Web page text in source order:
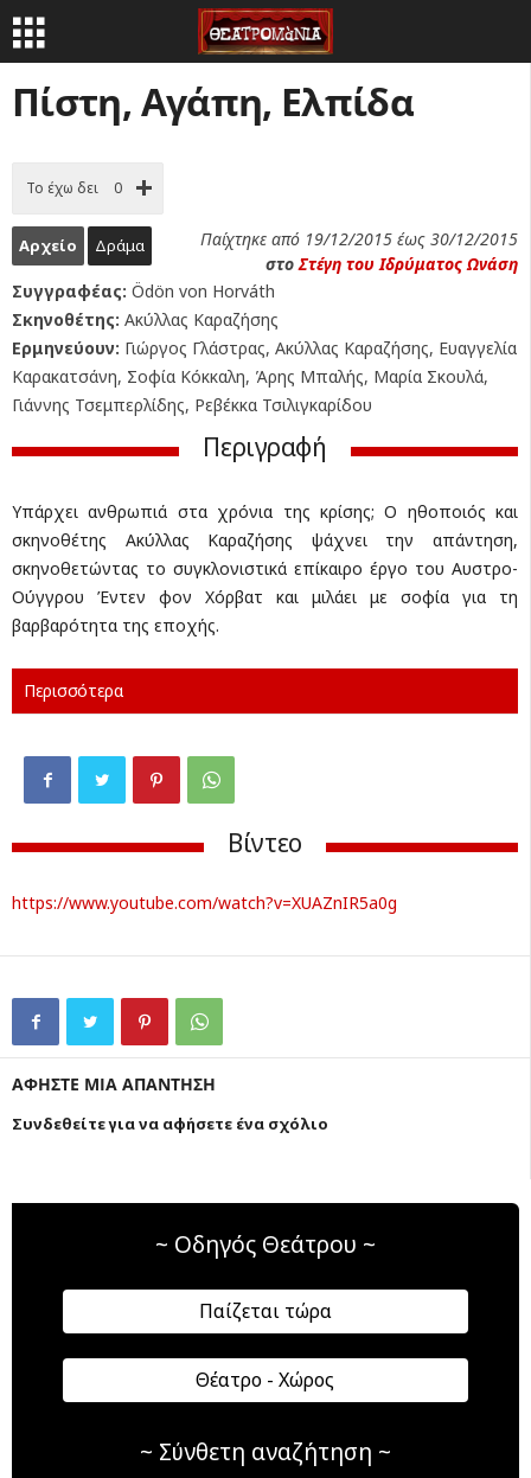
Πίστη, Αγάπη, Ελπίδα
Το έχω δει 0
Αρχείο Δράμα
Παίχτηκε από 19/12/2015 έως 30/12/2015
στοΣτέγη του Ιδρύματος Ωνάση
Συγγραφέας: Ödön von Horváth
Σκηνοθέτης: Ακύλλας Καραζήσης
Ερμηνεύουν: Γιώργος Γλάστρας, Ακύλλας Καραζήσης, Ευαγγελία
Καρακατσάνη, Σοφία Κόκκαλη, Άρης Μπαλής, Μαρία Σκουλά,
Γιάννης Τσεμπερλίδης, Ρεβέκκα Τσιλιγκαρίδου
Περιγραφή
Υπάρχει ανθρωπιά στα χρόνια της κρίσης; Ο ηθοποιός και
σκηνοθέτης Ακύλλας Καραζήσης ψάχνει την απάντηση,
σκηνοθετώντας το συγκλονιστικά επίκαιρο έργο του Αυστρο-
Ούγγρου Έντεν φον Χόρβατ και μιλάει με σοφία για τη
βαρβαρότητα της εποχής.
Περισσότερα
Βίντεο
https://www.youtube.com/watch?v=XUAZnIR5a0g
ΑΦΗΣΤΕ ΜΙΑ ΑΠΑΝΤΗΣΗ
Συνδεθείτε για να αφήσετε ένα σχόλιο
~ Οδηγός Θεάτρου ~
Παίζεται τώρα
Θέατρο - Χώρος
~ Σύνθετη αναζήτηση ~